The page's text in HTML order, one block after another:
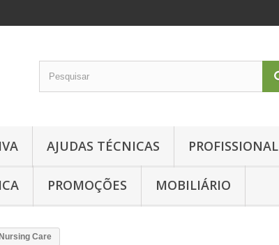
AJUDAS TÉCNICAS PROFISSIONAL
PROMOÇÕES MOBILIÁRIO
Care